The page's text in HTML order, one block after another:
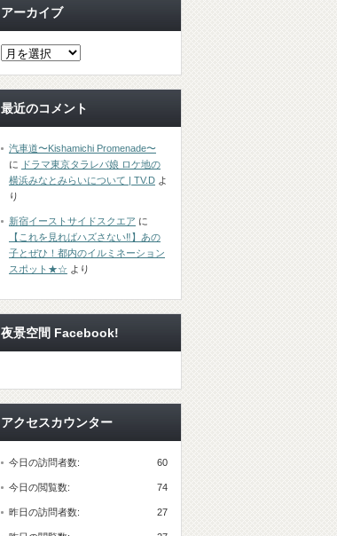
アーカイブ
最近のコメント
汽車道〜Kishamichi Promenade〜
に
ドラマ東京タラレバ娘 ロケ地の
横浜みなとみらいについて | TV.D よ
り
新宿イーストサイドスクエア に
【これを見ればハズさない‼︎】あの
子とぜひ！都内のイルミネーション
スポット★☆ より
夜景空間 Facebook!
アクセスカウンター
60
今日の訪問者数:
74
今日の閲覧数:
27
昨日の訪問者数: